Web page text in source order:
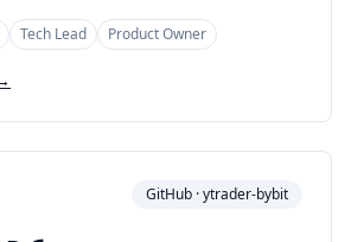
Tech Lead Product Owner
GitHub · ytrader-bybit